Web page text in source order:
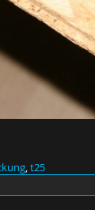
,t25